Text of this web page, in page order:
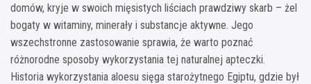
domów, kryje w swoich mięsistych liściach prawdziwy skarb – żel
bogaty w witaminy, minerały i substancje aktywne. Jego
wszechstronne zastosowanie sprawia, że warto poznać
różnorodne sposoby wykorzystania tej naturalnej apteczki.
Historia wykorzystania aloesu sięga starożytnego Egiptu, gdzie był